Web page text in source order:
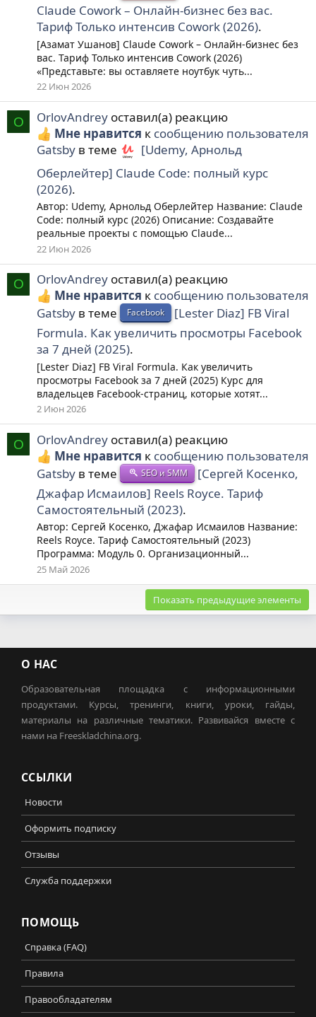
Claude Cowork – Онлайн-бизнес без вас.
Тариф Только интенсив Cowork (2026).
[Азамат Ушанов] Claude Cowork – Онлайн-бизнес без
вас. Тариф Только интенсив Cowork (2026)
«Представьте: вы оставляете ноутбук чуть...
22 Июн 2026
O OrlovAndrey оставил(а) реакцию
Мне нравится к сообщению пользователя
Gatsby в теме
[Udemy, Арнольд
Оберлейтер] Claude Code: полный курс
(2026).
Автор: Udemy, Арнольд Оберлейтер Название: Claude
Code: полный курс (2026) Описание: Создавайте
реальные проекты с помощью Claude...
22 Июн 2026
O OrlovAndrey оставил(а) реакцию
Мне нравится к сообщению пользователя
Gatsby в теме Facebook
[Lester Diaz] FB Viral
Formula. Как увеличить просмотры Facebook
за 7 дней (2025).
[Lester Diaz] FB Viral Formula. Как увеличить
просмотры Facebook за 7 дней (2025) Курс для
владельцев Facebook-страниц, которые хотят...
2 Июн 2026
O OrlovAndrey оставил(а) реакцию
Мне нравится к сообщению пользователя
Gatsby в теме SEO и SMM
[Сергей Косенко,
Джафар Исмаилов] Reels Royce. Тариф
Самостоятельный (2023).
Автор: Сергей Косенко, Джафар Исмаилов Название:
Reels Royce. Тариф Самостоятельный (2023)
Программа: Модуль 0. Организационный...
25 Май 2026
Показать предыдущие элементы
О НАС
Образовательная площадка с информационными
продуктами. Курсы, тренинги, книги, уроки, гайды,
материалы на различные тематики. Развивайся вместе с
нами на Freeskladchina.org.
ССЫЛКИ
Новости
Оформить подписку
Отзывы
Служба поддержки
ПОМОЩЬ
Справка (FAQ)
Правила
Правообладателям